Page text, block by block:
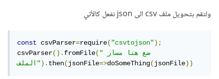
ولتقم بتحويل ملف csv الى json نفعل كالأتي
const csvParser=require("csvtojson");
csvParser().fromFile("ضع هنا مسار
الملف").then(jsonFile=>doSomeThing(jsonFile))